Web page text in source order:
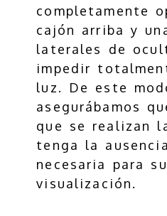
completamente
cajón arriba y
laterales de
impedir
luz. De este
asegurábamos
que se realizan
tenga la
necesaria para
visualización.